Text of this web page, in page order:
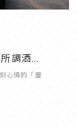
調酒...
心情的「靈